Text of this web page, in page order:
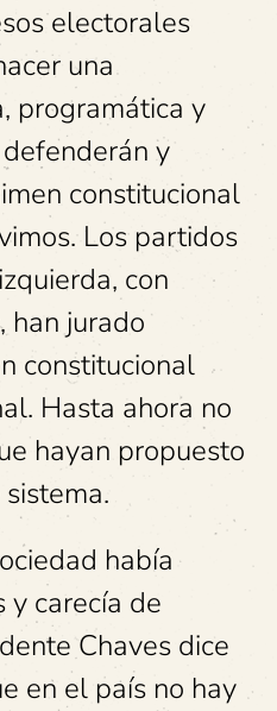
electorales
una
programática y
y
constitucional
Los partidos
con
han jurado
constitucional
Hasta ahora no
hayan propuesto
había
y carecía de
Chaves dice
en el país no hay